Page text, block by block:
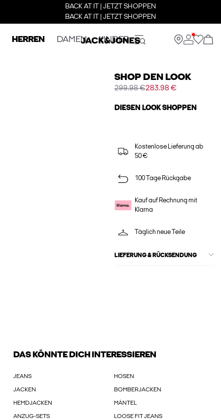
BACK AT IT | JETZT SHOPPEN
BACK AT IT | JETZT SHOPPEN
HERREN DAMEN KINDER
SHOP DEN LOOK
299.98 €283.98 €
DIESEN LOOK SHOPPEN
Kostenlose Lieferung ab
50 €
100 Tage Rückgabe
Kauf auf Rechnung mit
Klarna
Täglich neue Teile
LIEFERUNG & RÜCKSENDUNG
DAS KÖNNTE DICH INTERESSIEREN
JEANS HOSEN
JACKEN BOMBERJACKEN
HEMDJACKEN MÄNTEL
ANZUG-SETS LOOSE FIT JEANS